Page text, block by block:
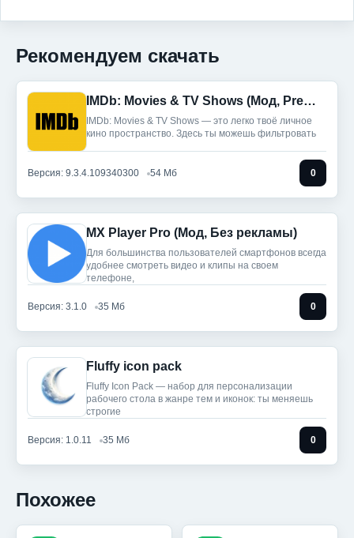
Рекомендуем скачать
IMDb: Movies & TV Shows (Мод, Premium)
IMDb: Movies & TV Shows — это легко твоё личное
кино пространство. Здесь ты можешь фильтровать
Версия: 9.3.4.109340300 54 Мб 0
MX Player Pro (Мод, Без рекламы)
Для большинства пользователей смартфонов всегда
удобнее смотреть видео и клипы на своем
телефоне,
Версия: 3.1.0 35 Мб 0
Fluffy icon pack
Fluffy Icon Pack — набор для персонализации
рабочего стола в жанре тем и иконок: ты меняешь
строгие
Версия: 1.0.11 35 Мб 0
Похожее